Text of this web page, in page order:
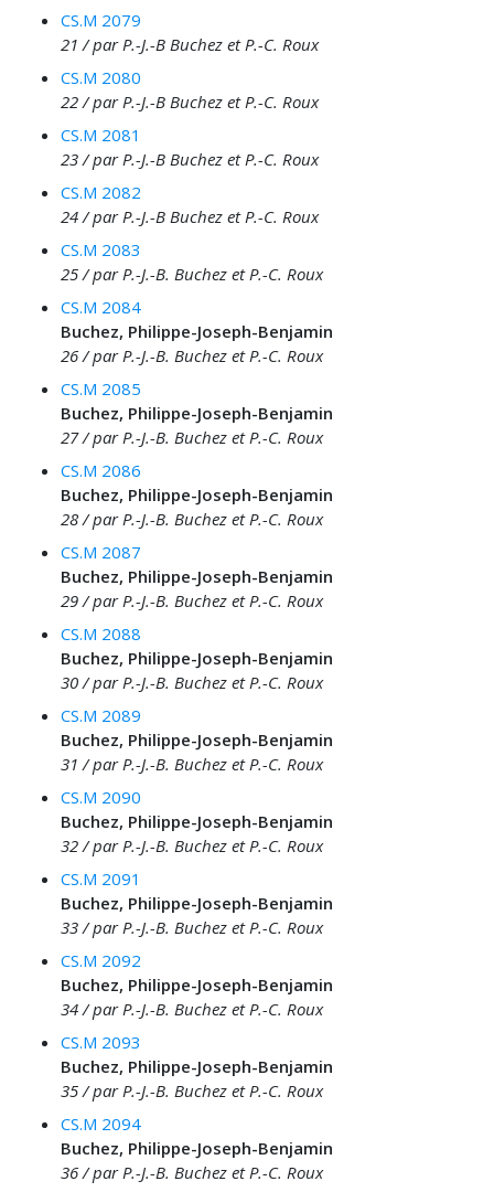
CS.M 2079
21 / par P.-J.-B Buchez et P.-C. Roux
CS.M 2080
22 / par P.-J.-B Buchez et P.-C. Roux
CS.M 2081
23 / par P.-J.-B Buchez et P.-C. Roux
CS.M 2082
24 / par P.-J.-B Buchez et P.-C. Roux
CS.M 2083
25 / par P.-J.-B. Buchez et P.-C. Roux
CS.M 2084
Buchez, Philippe-Joseph-Benjamin
26 / par P.-J.-B. Buchez et P.-C. Roux
CS.M 2085
Buchez, Philippe-Joseph-Benjamin
27 / par P.-J.-B. Buchez et P.-C. Roux
CS.M 2086
Buchez, Philippe-Joseph-Benjamin
28 / par P.-J.-B. Buchez et P.-C. Roux
CS.M 2087
Buchez, Philippe-Joseph-Benjamin
29 / par P.-J.-B. Buchez et P.-C. Roux
CS.M 2088
Buchez, Philippe-Joseph-Benjamin
30 / par P.-J.-B. Buchez et P.-C. Roux
CS.M 2089
Buchez, Philippe-Joseph-Benjamin
31 / par P.-J.-B. Buchez et P.-C. Roux
CS.M 2090
Buchez, Philippe-Joseph-Benjamin
32 / par P.-J.-B. Buchez et P.-C. Roux
CS.M 2091
Buchez, Philippe-Joseph-Benjamin
33 / par P.-J.-B. Buchez et P.-C. Roux
CS.M 2092
Buchez, Philippe-Joseph-Benjamin
34 / par P.-J.-B. Buchez et P.-C. Roux
CS.M 2093
Buchez, Philippe-Joseph-Benjamin
35 / par P.-J.-B. Buchez et P.-C. Roux
CS.M 2094
Buchez, Philippe-Joseph-Benjamin
36 / par P.-J.-B. Buchez et P.-C. Roux